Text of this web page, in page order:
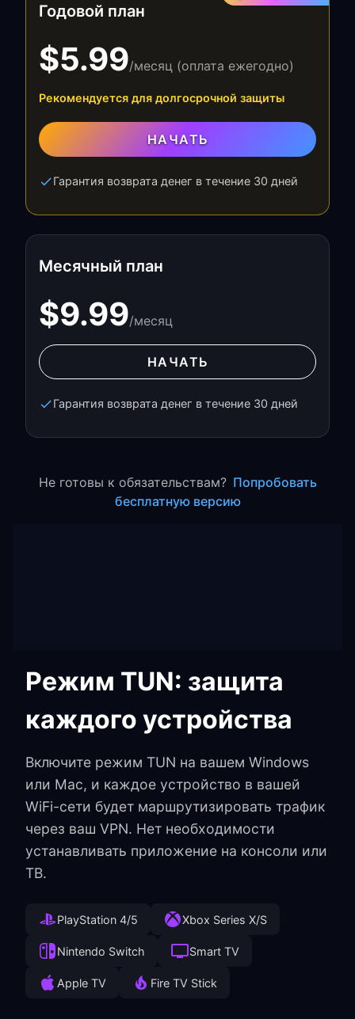
Годовой план
$5.99/месяц (оплата ежегодно)
Рекомендуется для долгосрочной защиты
НАЧАТЬ
Гарантия возврата денег в течение 30 дней
Месячный план
$9.99/месяц
НАЧАТЬ
Гарантия возврата денег в течение 30 дней
Не готовы к обязательствам? Попробовать
бесплатную версию
Режим TUN: защита
каждого устройства
Включите режим TUN на вашем Windows
или Mac, и каждое устройство в вашей
WiFi-сети будет маршрутизировать трафик
через ваш VPN. Нет необходимости
устанавливать приложение на консоли или
ТВ.
PlayStation 4/5 Xbox Series X/S
Nintendo Switch Smart TV
Apple TV Fire TV Stick